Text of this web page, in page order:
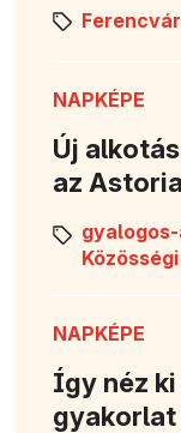
NAPKÉPE
Új
az
NAPKÉPE
Így néz
gyakorlat